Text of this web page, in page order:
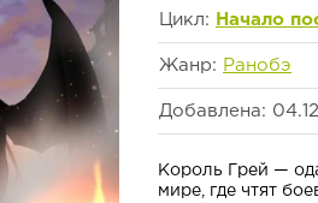
Цикл: Начало
Жанр: Ранобэ
Добавлена:
Король Грей —
мире, где чтят